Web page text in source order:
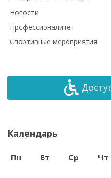
Новости
Профессионалитет
Спортивные мероприятия
Календарь
Пн Вт Ср Чт